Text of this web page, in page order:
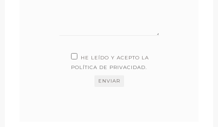
HE LEÍDO Y ACEPTO LA
POLÍTICA DE PRIVACIDAD.